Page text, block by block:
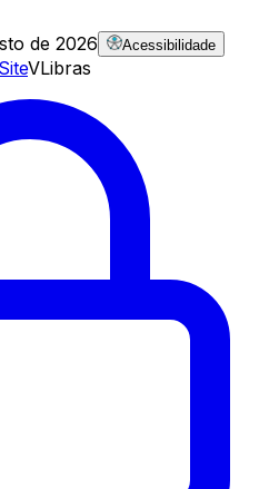
de 2026
Acessibilidade
VLibras